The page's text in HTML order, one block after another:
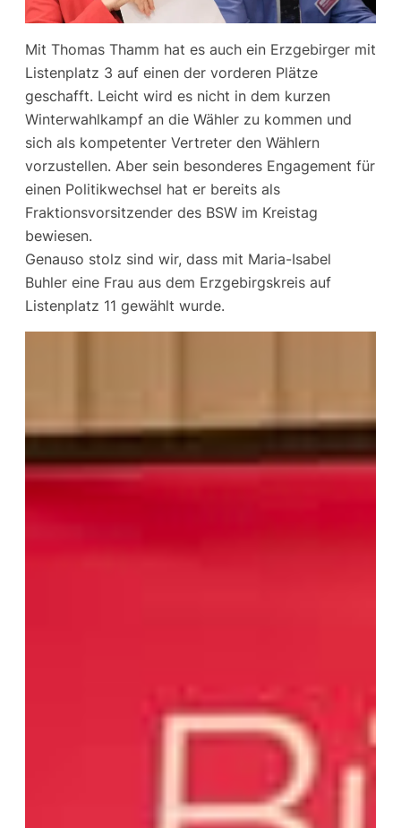
Mit Thomas Thamm hat es auch ein Erzgebirger mit
Listenplatz 3 auf einen der vorderen Plätze
geschafft. Leicht wird es nicht in dem kurzen
Winterwahlkampf an die Wähler zu kommen und
sich als kompetenter Vertreter den Wählern
vorzustellen. Aber sein besonderes Engagement für
einen Politikwechsel hat er bereits als
Fraktionsvorsitzender des BSW im Kreistag
bewiesen.
Genauso stolz sind wir, dass mit Maria-Isabel
Buhler eine Frau aus dem Erzgebirgskreis auf
Listenplatz 11 gewählt wurde.